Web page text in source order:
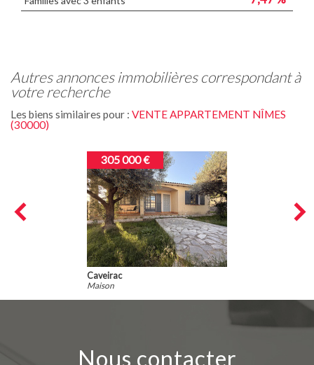
autres annonces immobilières correspondant à
votre recherche
Les biens similaires pour : VENTE APPARTEMENT NÎMES
(30000)
305 000 €
Caveirac
Maison
Nous contacter